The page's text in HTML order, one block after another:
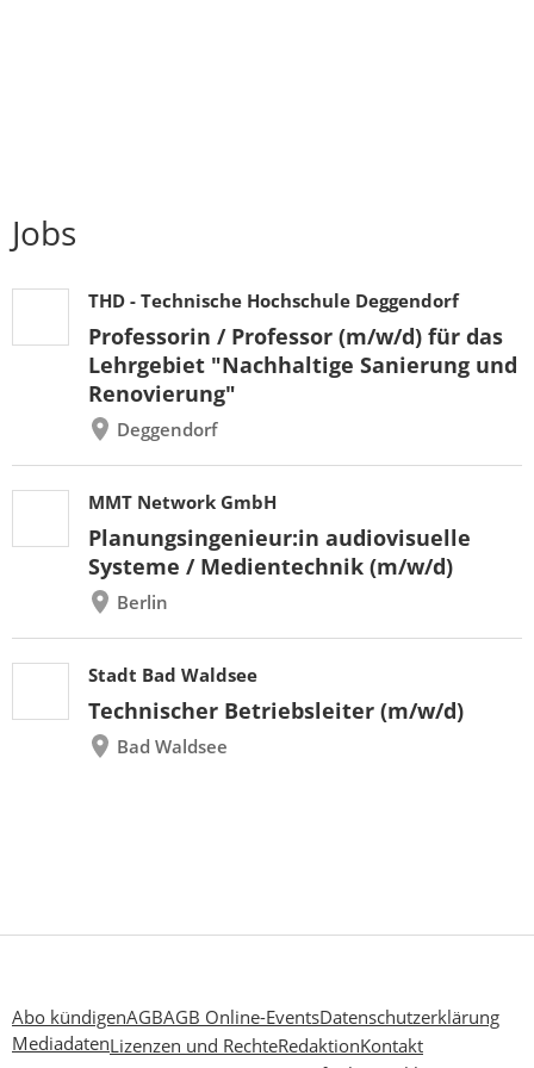
Jobs
THD - Technische Hochschule Deggendorf
Professorin / Professor (m/w/d) für das
Lehrgebiet "Nachhaltige Sanierung und
Renovierung"
Deggendorf
MMT Network GmbH
Planungsingenieur:in audiovisuelle
Systeme / Medientechnik (m/w/d)
Berlin
Stadt Bad Waldsee
Technischer Betriebsleiter (m/w/d)
Bad Waldsee
Abo kündigenAGBAGB Online-EventsDatenschutzerklärung
MediadatenLizenzen und RechteRedaktionKontakt